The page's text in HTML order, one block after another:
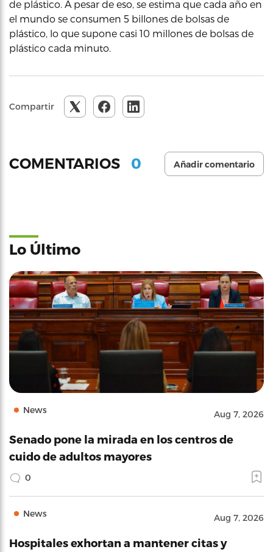
de plástico. A pesar de eso, se estima que cada año en
el mundo se consumen 5 billones de bolsas de
plástico, lo que supone casi 10 millones de bolsas de
plástico cada minuto.
Compartir
COMENTARIOS 0 Añadir comentario
Lo Último
News Aug 7, 2026
Senado pone la mirada en los centros de
cuido de adultos mayores
0
News Aug 7, 2026
Hospitales exhortan a mantener citas y